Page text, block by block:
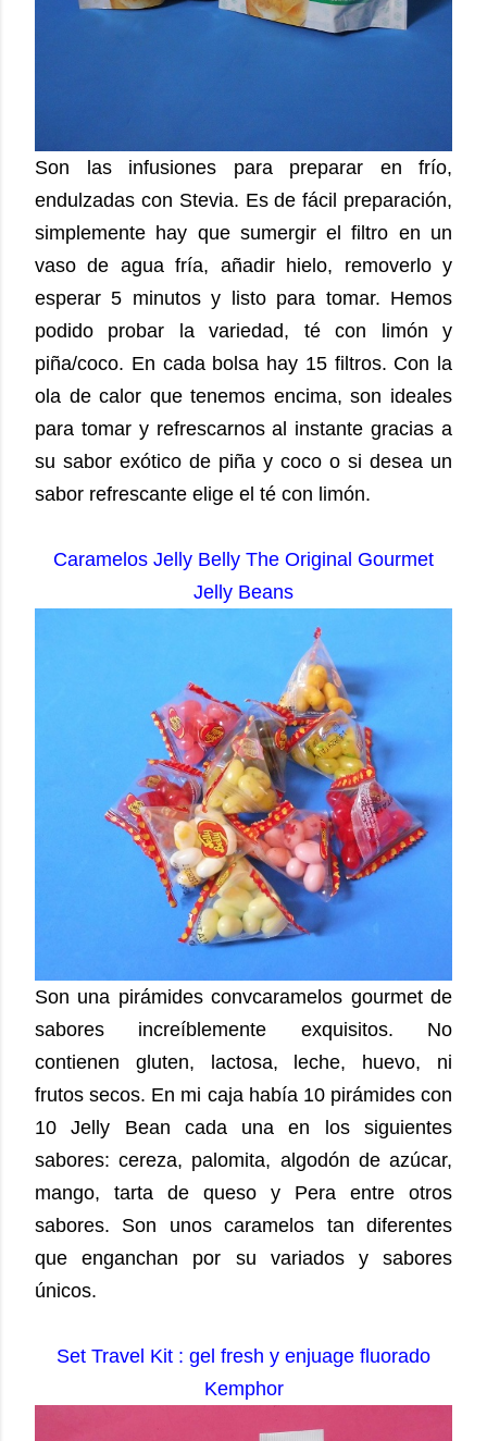
Son las infusiones para preparar en frío,
endulzadas con Stevia. Es de fácil preparación,
simplemente hay que sumergir el filtro en un
vaso de agua fría, añadir hielo, removerlo y
esperar 5 minutos y listo para tomar. Hemos
podido probar la variedad, té con limón y
piña/coco. En cada bolsa hay 15 filtros. Con la
ola de calor que tenemos encima, son ideales
para tomar y refrescarnos al instante gracias a
su sabor exótico de piña y coco o si desea un
sabor refrescante elige el té con limón.
Caramelos Jelly Belly The Original Gourmet
Jelly Beans
Son una pirámides convcaramelos gourmet de
sabores increíblemente exquisitos. No
contienen gluten, lactosa, leche, huevo, ni
frutos secos. En mi caja había 10 pirámides con
10 Jelly Bean cada una en los siguientes
sabores: cereza, palomita, algodón de azúcar,
mango, tarta de queso y Pera entre otros
sabores. Son unos caramelos tan diferentes
que enganchan por su variados y sabores
únicos.
Set Travel Kit : gel fresh y enjuage fluorado
Kemphor